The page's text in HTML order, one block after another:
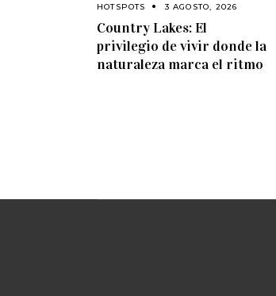
HOTSPOTS 3 AGOSTO, 2026
Country Lakes: El
privilegio de vivir donde la
naturaleza marca el ritmo